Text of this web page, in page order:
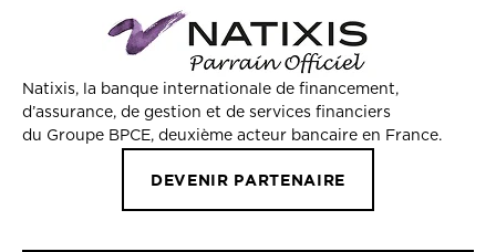
Natixis, la banque internationale de financement,
d’assurance, de gestion et de services financiers
du Groupe BPCE, deuxième acteur bancaire en France.
DEVENIR PARTENAIRE